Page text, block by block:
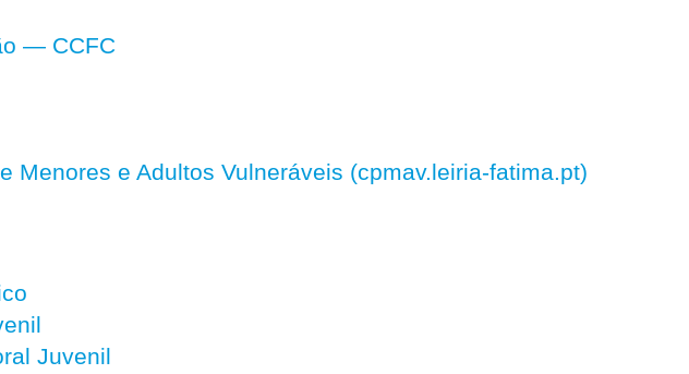
— CCFC
Menores e Adultos Vulneráveis (cpmav.leiria-fatima.pt)
Juvenil